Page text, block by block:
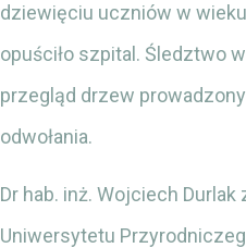
dziewięciu uczniów w
opuściło szpital. Śledztwo
przegląd drzew
odwołania.
Dr hab. inż. Wojciech
Uniwersytetu